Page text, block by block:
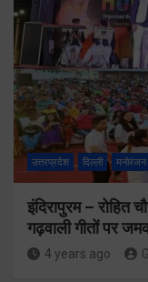
उत्तरप्रदेश दिल्ली मनोरंजन
इंदिरापुरम – रोहित
गढ़वाली गीतों पर
4 years ago